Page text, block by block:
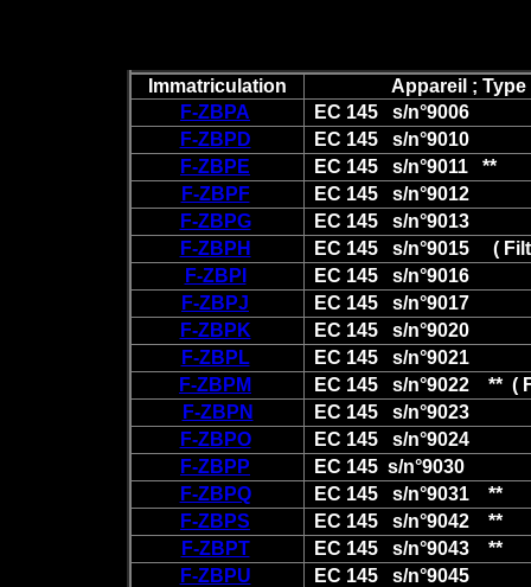
Immatriculation
Appareil ; Type
F-ZBPA
EC 145 s/n°9006
F-ZBPD
EC 145 s/n°9010
F-ZBPE
EC 145 s/n°9011 **
F-ZBPF
EC 145 s/n°9012
F-ZBPG
EC 145 s/n°9013
F-ZBPH
EC 145 s/n°9015 (
F-ZBPI
EC 145 s/n°9016
F-ZBPJ
EC 145 s/n°9017
F-ZBPK
EC 145 s/n°9020
F-ZBPL
EC 145 s/n°9021
F-ZBPM
EC 145 s/n°9022 ** (
F-ZBPN
EC 145 s/n°9023
F-ZBPO
EC 145 s/n°9024
F-ZBPP
EC 145 s/n°9030
F-ZBPQ
EC 145 s/n°9031 **
F-ZBPS
EC 145 s/n°9042 **
F-ZBPT
EC 145 s/n°9043 **
F-ZBPU
EC 145 s/n°9045